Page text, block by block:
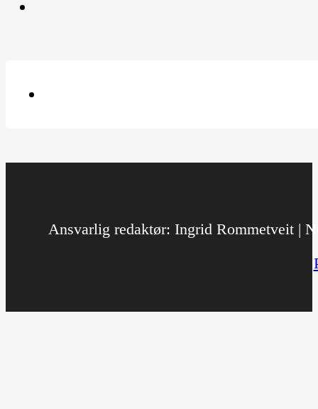
Ansvarlig redaktør: Ingrid Rommetveit |